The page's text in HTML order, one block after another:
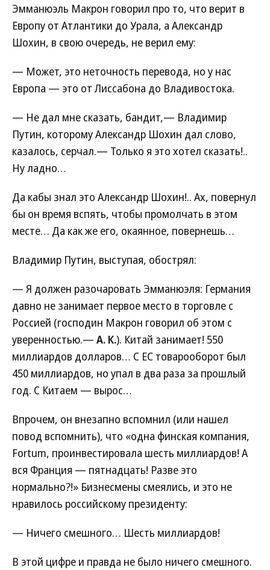
Эмманюэль Макрон говорил про то, что верит в
Европу от Атлантики до Урала, а Александр
Шохин, в свою очередь, не верил ему:
— Может, это неточность перевода, но у нас
Европа — это от Лиссабона до Владивостока.
— Не дал мне сказать, бандит,— Владимир
Путин, которому Александр Шохин дал слово,
казалось, серчал.— Только я это хотел сказать!..
Ну ладно…
Да кабы знал это Александр Шохин!.. Ах, повернул
бы он время вспять, чтобы промолчать в этом
месте… Да как же его, окаянное, повернешь…
Владимир Путин, выступая, обострял:
— Я должен разочаровать Эмманюэля: Германия
давно не занимает первое место в торговле с
Россией (господин Макрон говорил об этом с
уверенностью.— А. К.). Китай занимает! 550
миллиардов долларов… С ЕС товарооборот был
450 миллиардов, но упал в два раза за прошлый
год. С Китаем — вырос…
Впрочем, он внезапно вспомнил (или нашел
повод вспомнить), что «одна финская компания,
Fortum, проинвестировала шесть миллиардов! А
вся Франция — пятнадцать! Разве это
нормально?!» Бизнесмены смеялись, и это не
нравилось российскому президенту:
— Ничего смешного… Шесть миллиардов!
В этой цифре и правда не было ничего смешного.